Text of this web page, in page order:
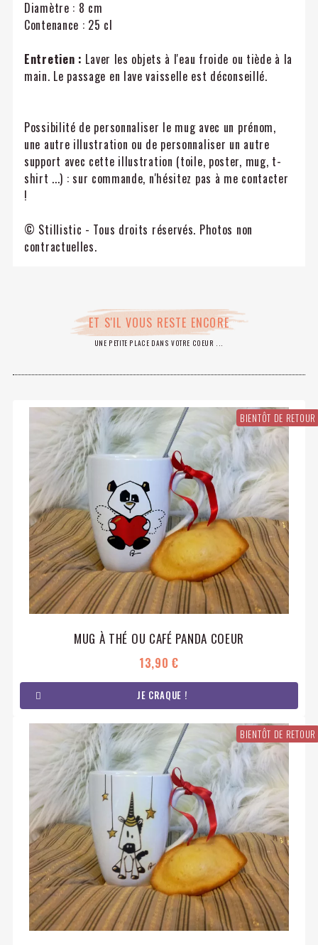
Diamètre : 8 cm
Contenance : 25 cl
Entretien : Laver les objets à l'eau froide ou tiède à la
main. Le passage en lave vaisselle est déconseillé.
Possibilité de personnaliser le mug avec un prénom,
une autre illustration ou de personnaliser un autre
support avec cette illustration (toile, poster, mug, t-
shirt ...) : sur commande, n'hésitez pas à me contacter
!
© Stillistic - Tous droits réservés. Photos non
contractuelles.
ET S'IL VOUS RESTE ENCORE
UNE PETITE PLACE DANS VOTRE COEUR ...
BIENTÔT DE RETOUR
MUG À THÉ OU CAFÉ PANDA COEUR
13,90 €
JE CRAQUE !
BIENTÔT DE RETOUR